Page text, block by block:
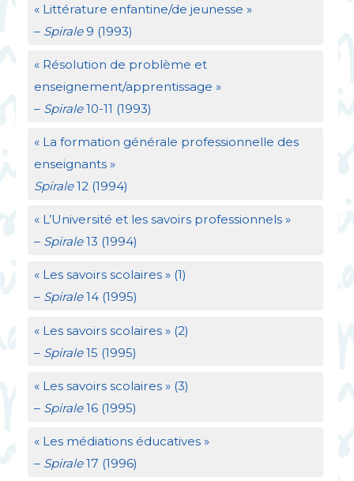
« Littérature enfantine/de jeunesse »
– Spirale9 (1993)
« Résolution de problème et
enseignement/apprentissage »
– Spirale10-11 (1993)
« La formation générale professionnelle des
enseignants »
Spirale12 (1994)
« L’Université et les savoirs professionnels »
– Spirale13 (1994)
« Les savoirs scolaires » (1)
– Spirale14 (1995)
« Les savoirs scolaires » (2)
– Spirale15 (1995)
« Les savoirs scolaires » (3)
– Spirale16 (1995)
« Les médiations éducatives »
– Spirale17 (1996)